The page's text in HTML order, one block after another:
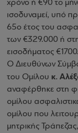
χρόνο ή €90 το
ισοδυναμεί, υπό
65ο έτος του
των €329.000 ή
εισοδήματος €1700.
Ο Διευθύνων
του Ομίλου κ.
αναφέρθηκε στη
ομίλου
ομίλου που
μητρικής